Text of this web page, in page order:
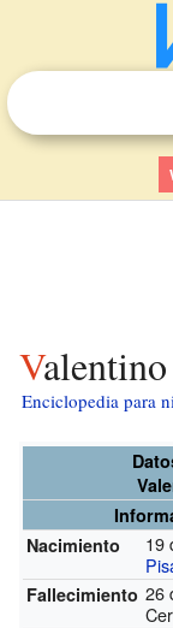
Enciclopedia para
Nacimiento
19
Fallecimiento 26